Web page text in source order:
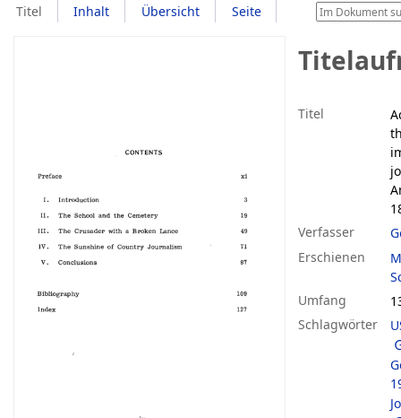
Titel Inhalt Übersicht Seite
Titel
Verfasser
Erschienen
Umfang
Schlagwörter